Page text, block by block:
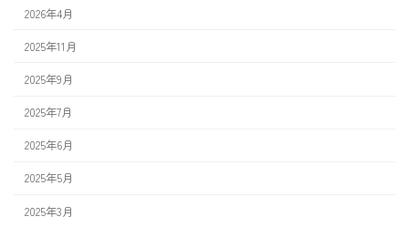
2026年4月
2025年11月
2025年9月
2025年7月
2025年6月
2025年5月
2025年3月